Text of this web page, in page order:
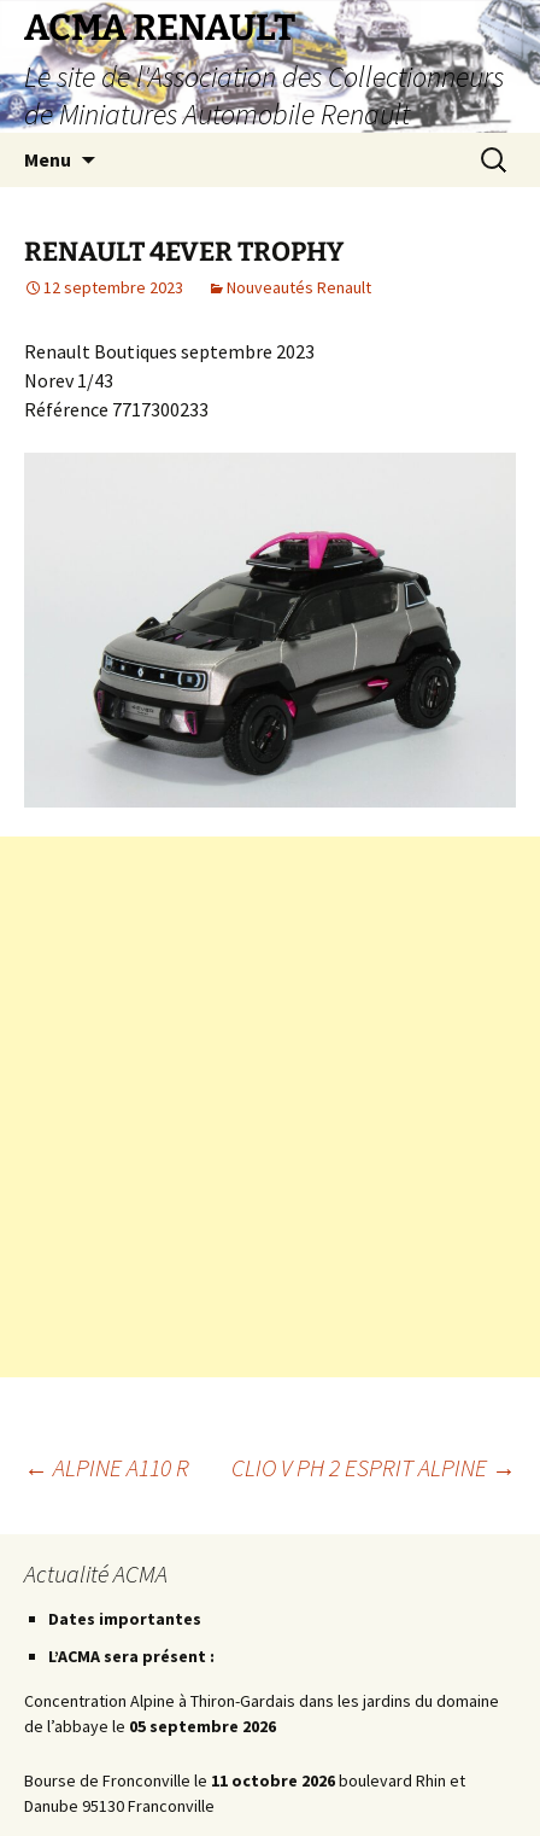
Aller
contenu
ACMA RENAULT
Le site de l'Association des Collectionneurs
de Miniatures Automobile Renault
Menu
RENAULT 4EVER TROPHY
12 septembre 2023 Nouveautés Renault
Renault Boutiques septembre 2023
Norev 1/43
Référence 7717300233
Navigation
des
articles
← ALPINE A110 R CLIO V PH 2 ESPRIT ALPINE →
Actualité ACMA
Dates importantes
L’ACMA sera présent :
Concentration Alpine à Thiron-Gardais dans les jardins du domaine
de l’abbaye le 05 septembre 2026
Bourse de Fronconville le 11 octobre 2026boulevard Rhin et
Danube 95130 Franconville